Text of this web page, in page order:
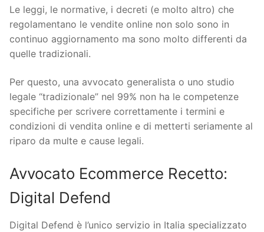
Le leggi, le normative, i decreti (e molto altro) che
regolamentano le vendite online non solo sono in
continuo aggiornamento ma sono molto differenti da
quelle tradizionali.
Per questo, una avvocato generalista o uno studio
legale “tradizionale” nel 99% non ha le competenze
specifiche per scrivere correttamente i termini e
condizioni di vendita online e di metterti seriamente al
riparo da multe e cause legali.
Avvocato Ecommerce Recetto:
Digital Defend
Digital Defend è l’unico servizio in Italia specializzato